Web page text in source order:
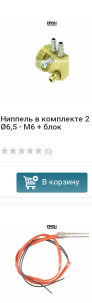
Ниппель в комплекте 2
Ø6,5 - M6 + блок
(0)
В корзину